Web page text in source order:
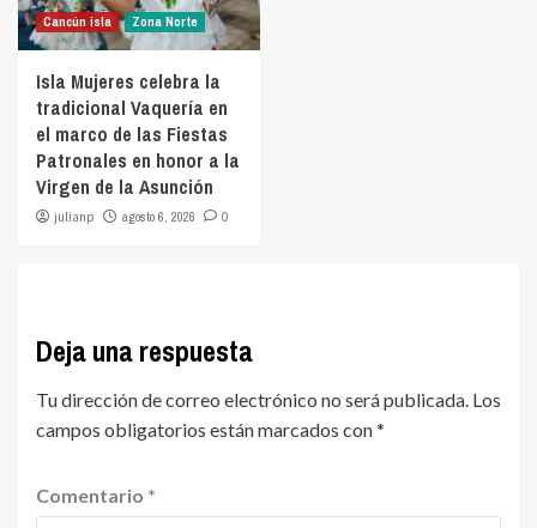
Cancún isla Zona Norte
Isla Mujeres celebra la
tradicional Vaquería en
el marco de las Fiestas
Patronales en honor a la
Virgen de la Asunción
julianp agosto 6, 2026 0
Deja una respuesta
Tu dirección de correo electrónico no será publicada. Los
campos obligatorios están marcados con*
Comentario *